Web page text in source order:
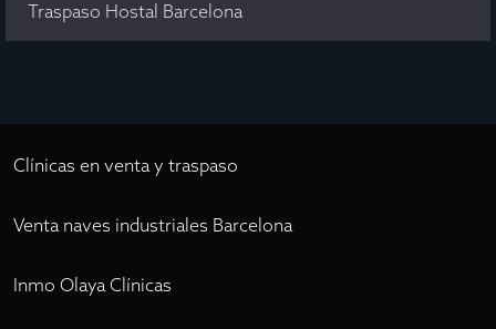
Traspaso Hostal Barcelona
Clínicas en venta y traspaso
Venta naves industriales Barcelona
Inmo Olaya Clínicas